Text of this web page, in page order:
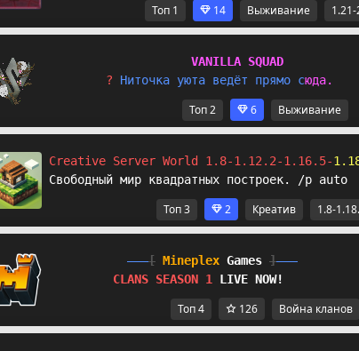
Топ 1 14 Выживание
VANIL L A SQUAD
? Ниточка уюта ведёт прямо сюда.
Топ 2 6 Выживание
Creative Server World 1.8-1.12.2-1.16.5-
Свободный мир квадратных построек. /p auto
Топ 3 2 Креатив 1.8-
[ Mineplex Games ]
CLANS SEASON 1 LIVE NOW!
Топ 4 126 Война кланов